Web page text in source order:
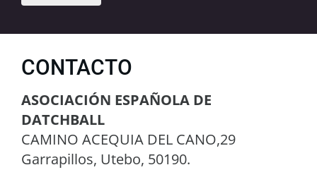
CONTACTO
ASOCIACIÓN ESPAÑOLA DE
DATCHBALL
CAMINO ACEQUIA DEL CANO,29
Garrapillos, Utebo, 50190.